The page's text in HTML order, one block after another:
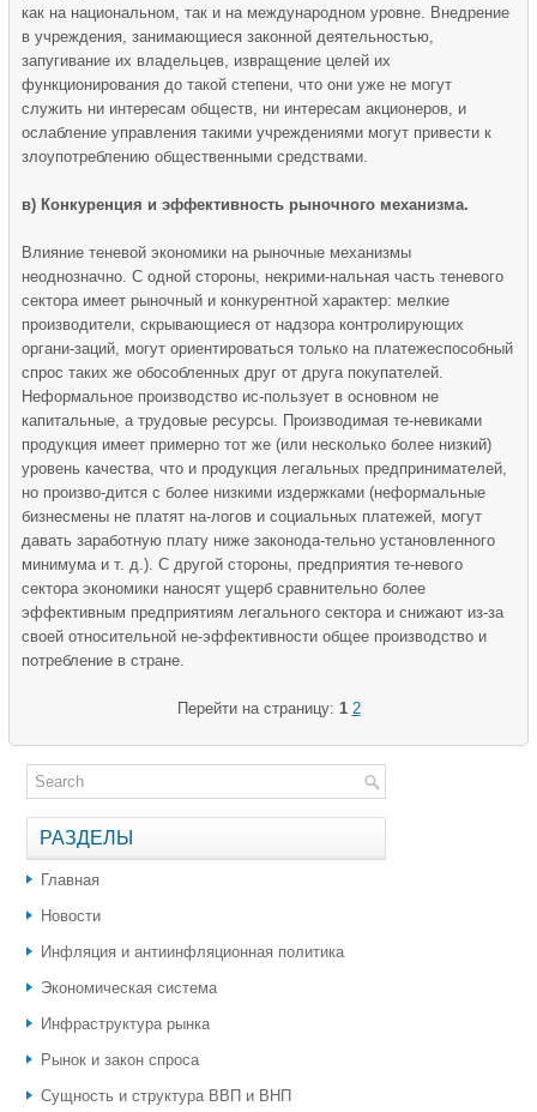
как на национальном, так и на международном уровне. Внедрение
в учреждения, занимающиеся законной деятельностью,
запугивание их владельцев, извращение целей их
функционирования до такой степени, что они уже не могут
служить ни интересам обществ, ни интересам акционеров, и
ослабление управления такими учреждениями могут привести к
злоупотреблению общественными средствами.
в) Конкуренция и эффективность рыночного механизма.
Влияние теневой экономики на рыночные механизмы
неоднозначно. С одной стороны, некрими-нальная часть теневого
сектора имеет рыночный и конкурентной характер: мелкие
производители, скрывающиеся от надзора контролирующих
органи-заций, могут ориентироваться только на платежеспособный
спрос таких же обособленных друг от друга покупателей.
Неформальное производство ис-пользует в основном не
капитальные, а трудовые ресурсы. Производимая те-невиками
продукция имеет примерно тот же (или несколько более низкий)
уровень качества, что и продукция легальных предпринимателей,
но произво-дится с более низкими издержками (неформальные
бизнесмены не платят на-логов и социальных платежей, могут
давать заработную плату ниже законода-тельно установленного
минимума и т. д.). С другой стороны, предприятия те-невого
сектора экономики наносят ущерб сравнительно более
эффективным предприятиям легального сектора и снижают из-за
своей относительной не-эффективности общее производство и
потребление в стране.
Перейти на страницу: 1 2
РАЗДЕЛЫ
Главная
Новости
Инфляция и антиинфляционная политика
Экономическая система
Инфраструктура рынка
Рынок и закон спроса
Сущность и структура ВВП и ВНП